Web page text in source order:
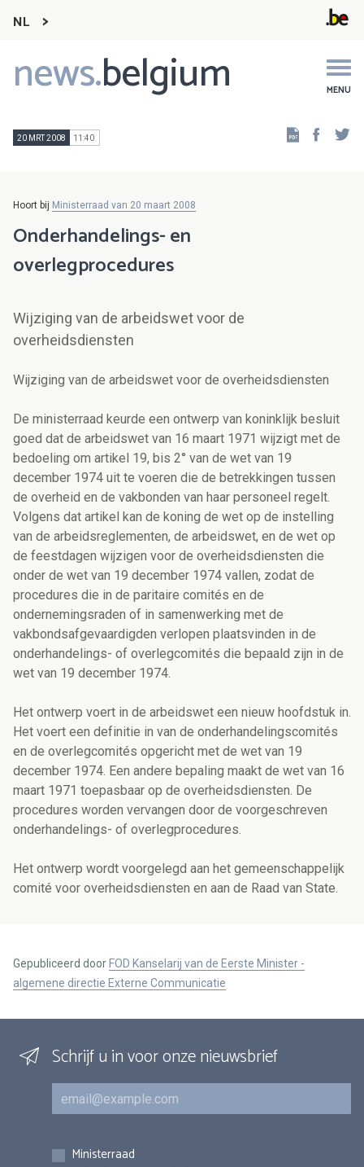
NL
news.belgium MENU
Main
navigation
20 MRT 2008 11:40
Hoort bij Ministerraad van 20 maart 2008
Onderhandelings- en
overlegprocedures
Wijziging van de arbeidswet voor de
overheidsdiensten
Wijziging van de arbeidswet voor de overheidsdiensten
De ministerraad keurde een ontwerp van koninklijk besluit
goed dat de arbeidswet van 16 maart 1971 wijzigt met de
bedoeling om artikel 19, bis 2° van de wet van 19
december 1974 uit te voeren die de betrekkingen tussen
de overheid en de vakbonden van haar personeel regelt.
Volgens dat artikel kan de koning de wet op de instelling
van de arbeidsreglementen, de arbeidswet, en de wet op
de feestdagen wijzigen voor de overheidsdiensten die
onder de wet van 19 december 1974 vallen, zodat de
procedures die in de paritaire comités en de
ondernemingsraden of in samenwerking met de
vakbondsafgevaardigden verlopen plaatsvinden in de
onderhandelings- of overlegcomités die bepaald zijn in de
wet van 19 december 1974.
Het ontwerp voert in de arbeidswet een nieuw hoofdstuk in.
Het voert een definitie in van de onderhandelingscomités
en de overlegcomités opgericht met de wet van 19
december 1974. Een andere bepaling maakt de wet van 16
maart 1971 toepasbaar op de overheidsdiensten. De
procedures worden vervangen door de voorgeschreven
onderhandelings- of overlegprocedures.
Het ontwerp wordt voorgelegd aan het gemeenschappelijk
comité voor overheidsdiensten en aan de Raad van State.
Gepubliceerd door FOD Kanselarij van de Eerste Minister -
algemene directie Externe Communicatie
Schrijf u in voor onze nieuwsbrief
E-mail
Inschrijvingen
Ministerraad